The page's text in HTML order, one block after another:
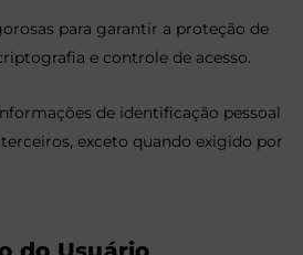
para garantir a proteção de
e controle de acesso.
de identificação pessoal
exceto quando exigido por